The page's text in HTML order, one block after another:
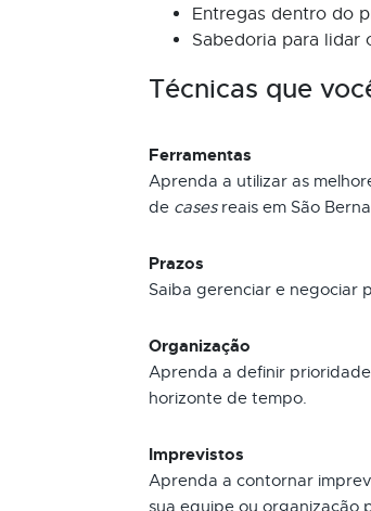
Entregas dentro do
Sabedoria para lidar
Técnicas que
Ferramentas
Aprenda a utilizar as
de casesreais em São
Prazos
Saiba gerenciar e negociar
Organização
Aprenda a definir
horizonte de tempo.
Imprevistos
Aprenda a contornar
sua equipe ou organização